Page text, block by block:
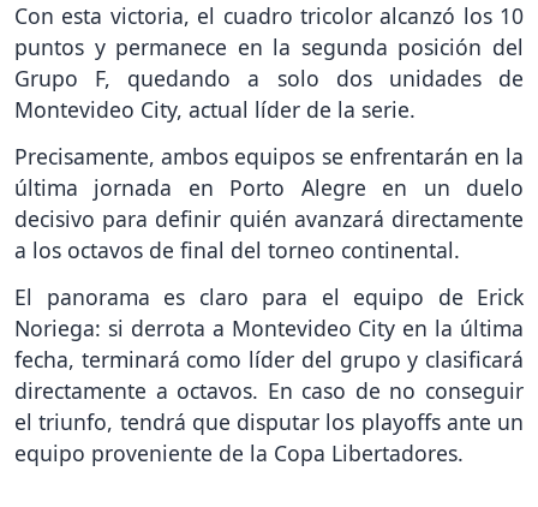
Con esta victoria, el cuadro tricolor alcanzó los 10
puntos y permanece en la segunda posición del
Grupo F, quedando a solo dos unidades de
Montevideo City, actual líder de la serie.
Precisamente, ambos equipos se enfrentarán en la
última jornada en Porto Alegre en un duelo
decisivo para definir quién avanzará directamente
a los octavos de final del torneo continental.
El panorama es claro para el equipo de Erick
Noriega: si derrota a Montevideo City en la última
fecha, terminará como líder del grupo y clasificará
directamente a octavos. En caso de no conseguir
el triunfo, tendrá que disputar los playoffs ante un
equipo proveniente de la Copa Libertadores.